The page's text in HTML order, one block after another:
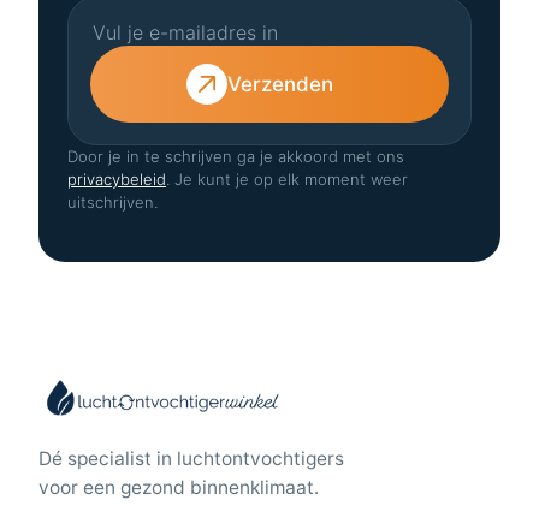
Verzenden
Door je in te schrijven ga je akkoord met ons
privacybeleid . Je kunt je op elk moment weer
uitschrijven.
Dé specialist in luchtontvochtigers
voor een gezond binnenklimaat.